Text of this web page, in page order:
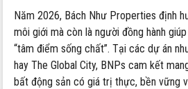
Năm 2026, Bách Như Properties định
môi giới mà còn là người đồng hành
“tâm điểm sống chất”. Tại các dự án
hay The Global City, BNPs cam kết
bất động sản có giá trị thực, bền vững